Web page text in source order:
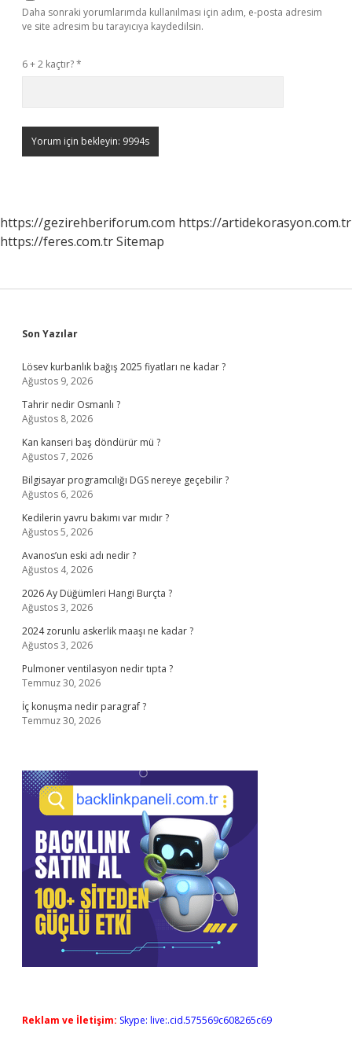
Daha sonraki yorumlarımda kullanılması için adım, e-posta adresim
ve site adresim bu tarayıcıya kaydedilsin.
6 + 2 kaçtır?*
https://gezirehberiforum.com https://artidekorasyon.com.tr
https://feres.com.trSitemap
Sidebar
Son Yazılar
Lösev kurbanlık bağış 2025 fiyatları ne kadar ?
Ağustos 9, 2026
Tahrir nedir Osmanlı ?
Ağustos 8, 2026
Kan kanseri baş döndürür mü ?
Ağustos 7, 2026
Bilgisayar programcılığı DGS nereye geçebilir ?
Ağustos 6, 2026
Kedilerin yavru bakımı var mıdır ?
Ağustos 5, 2026
Avanos’un eski adı nedir ?
Ağustos 4, 2026
2026 Ay Düğümleri Hangi Burçta ?
Ağustos 3, 2026
2024 zorunlu askerlik maaşı ne kadar ?
Ağustos 3, 2026
Pulmoner ventilasyon nedir tıpta ?
Temmuz 30, 2026
İç konuşma nedir paragraf ?
Temmuz 30, 2026
Reklam ve İletişim: Skype: live:.cid.575569c608265c69